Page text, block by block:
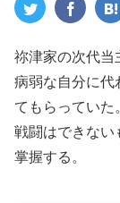
祢津家の次代当
病弱な自分に代
てもらっていた
戦闘はできない
掌握する。